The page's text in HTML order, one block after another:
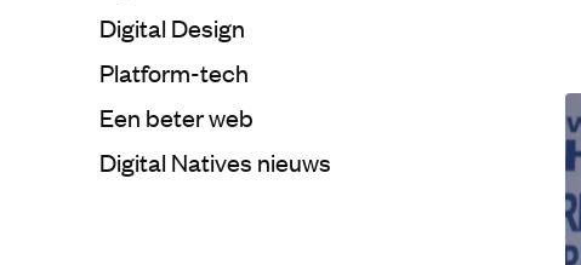
Categorie:
Digital Design
Categorie:
Platform-tech
Categorie:
Een beter web
Categorie:
Digital Natives nieuws